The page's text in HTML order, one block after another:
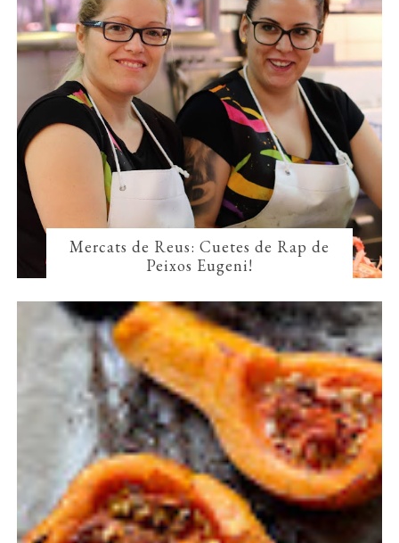
Mercats de Reus: Cuetes de Rap de
Peixos Eugeni!